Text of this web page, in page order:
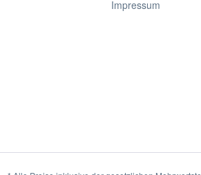
Impressum